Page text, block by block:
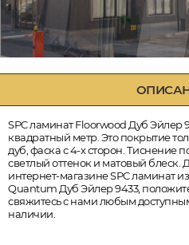
SPC ламинат Floorwood Дуб Эйлер
квадратный метр. Это покрытие
дуб, фаска с 4-х сторон. Тиснение
светлый оттенок и матовый блеск.
интернет-магазине SPC ламинат
Quantum Дуб Эйлер 9433,
свяжитесь с нами любым
наличии.